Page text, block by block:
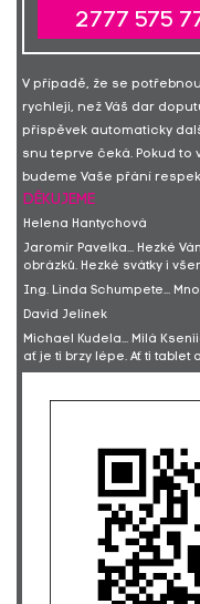
2777 575
V případě, že se
rychleji, než Váš dar
příspěvek automaticky
snu teprve čeká. Pokud to
budeme Vaše přání
DĚKUJEME
Helena Hantychová
Jaromír Pavelka... Hezké
obrázků. Hezké svátky i
Ing. Linda Schumpete...
David Jelínek
Michael Kudela... Milá
ať je ti brzy lépe. Ať ti